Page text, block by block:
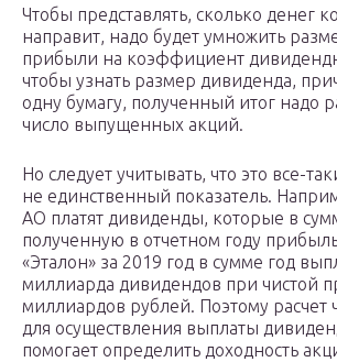
Чтобы представлять, сколько денег
направит, надо будет умножить
прибыли на коэффициент
чтобы узнать размер дивиденда,
одну бумагу, полученный итог надо
число выпущенных акций.
Но следует учитывать, что это все-
не единственный показатель.
АО платят дивиденды, которые в
полученную в отчетном году
«Эталон» за 2019 год в сумме год
миллиарда дивидендов при чистой
миллиардов рублей. Поэтому расчет
для осуществления выплаты
помогает определить доходность